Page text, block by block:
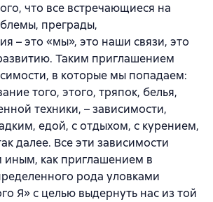
что все встречающиеся на
преграды,
– это «мы», это наши связи, это
Таким приглашением
в которые мы попадаем:
того, этого, тряпок, белья,
техники, – зависимости,
едой, с отдыхом, с курением,
далее. Все эти зависимости
иным, как приглашением в
рода уловками
Я» с целью выдернуть нас из той